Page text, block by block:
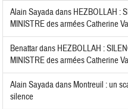
Alain Sayadadans HEZBOLLAH :
MINISTRE des armées Catherine
Benattardans HEZBOLLAH :
MINISTRE des armées Catherine
Alain Sayadadans Montreuil : un
silence